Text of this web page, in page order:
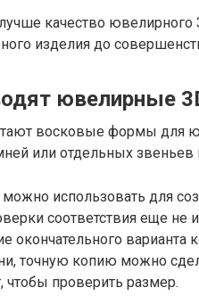
качество ювелирного
изделия до
ювелирные
восковые формы для
или отдельных звеньев
использовать для
соответствия еще не
окончательного
точную копию можно
чтобы проверить размер.